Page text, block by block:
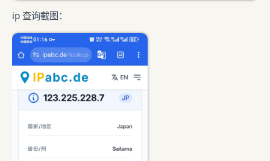
ip 查询截图：